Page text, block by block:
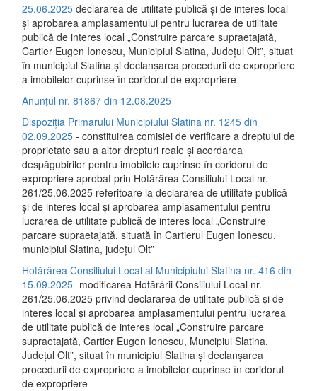
25.06.2025 declararea de utilitate publică și de interes local
și aprobarea amplasamentului pentru lucrarea de utilitate
publică de interes local „Construire parcare supraetajată,
Cartier Eugen Ionescu, Municipiul Slatina, Județul Olt”, situat
în municipiul Slatina și declanșarea procedurii de expropriere
a imobilelor cuprinse în coridorul de expropriere
Anunțul nr. 81867 din 12.08.2025
Dispoziția Primarului Municipiului Slatina nr. 1245 din
02.09.2025 - constituirea comisiei de verificare a dreptului de
proprietate sau a altor drepturi reale și acordarea
despăgubirilor pentru imobilele cuprinse în coridorul de
expropriere aprobat prin Hotărârea Consiliului Local nr.
261/25.06.2025 referitoare la declararea de utilitate publică
și de interes local și aprobarea amplasamentului pentru
lucrarea de utilitate publică de interes local „Construire
parcare supraetajată, situată în Cartierul Eugen Ionescu,
municipiul Slatina, județul Olt”
Hotărârea Consiliului Local al Municipiului Slatina nr. 416 din
15.09.2025- modificarea Hotărârii Consiliului Local nr.
261/25.06.2025 privind declararea de utilitate publică și de
interes local și aprobarea amplasamentului pentru lucrarea
de utilitate publică de interes local „Construire parcare
supraetajată, Cartier Eugen Ionescu, Muncipiul Slatina,
Județul Olt”, situat în municipiul Slatina și declanșarea
procedurii de expropriere a imobilelor cuprinse în coridorul
de expropriere